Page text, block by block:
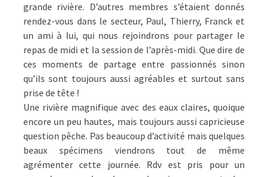
grande rivière. D’autres membres s’étaient donnés
rendez-vous dans le secteur, Paul, Thierry, Franck et
un ami à lui, qui nous rejoindrons pour partager le
repas de midi et la session de l’après-midi. Que dire de
ces moments de partage entre passionnés sinon
qu’ils sont toujours aussi agréables et surtout sans
prise de tête !
Une rivière magnifique avec des eaux claires, quoique
encore un peu hautes, mais toujours aussi capricieuse
question pêche. Pas beaucoup d’activité mais quelques
beaux spécimens viendrons tout de même
agrémenter cette journée. Rdv est pris pour un